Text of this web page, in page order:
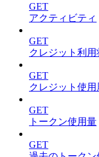
GET
アクティビティ
GET
クレジット利用
GET
クレジット使用
GET
トークン使用量
GET